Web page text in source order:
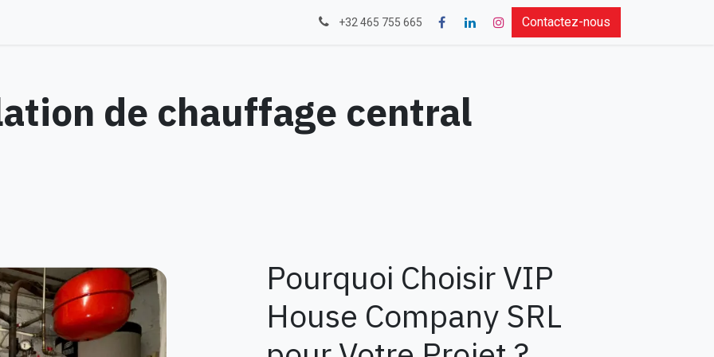
Nos CGV +32 465 755 665 Contactez-nous
de chauffage central
Pourquoi Choisir VIP
House Company SRL